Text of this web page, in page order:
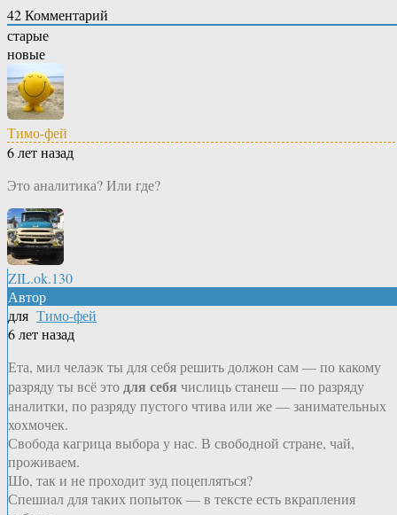
42Комментарий
старые
новые
Тимо-фей
6 лет назад
Это аналитика? Или где?
ZIL.ok.130
Автор
для Тимо-фей
6 лет назад
Ета, мил челаэк ты для себя решить должон сам — по какому
разряду ты всё этодля себя числиць станеш — по разряду
аналитки, по разряду пустого чтива или же — занимательных
хохмочек.
Свобода кагрица выбора у нас. В свободной стране, чай,
проживаем.
Шо, так и не проходит зуд поцепляться?
Спешиал для таких попыток — в тексте есть вкрапления